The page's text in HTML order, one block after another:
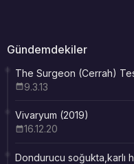
Gündemdekiler
The Surgeon (Cerrah)
9.3.13
Vivaryum (2019)
16.12.20
Dondurucu soğukta,karlı